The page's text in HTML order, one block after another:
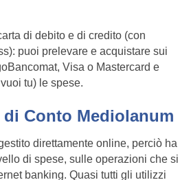
di debito e di credito (con
puoi prelevare e acquistare sui
Visa o Mastercard e
tu) le spese.
di Conto Mediolanum
direttamente online, perciò ha
di spese, sulle operazioni che si
banking. Quasi tutti gli utilizzi